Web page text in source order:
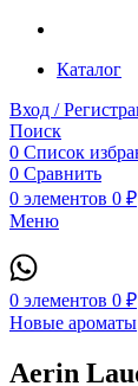
Каталог
Вход /
Поиск
0 Список
0 Сравнить
0 элементов 0 ₽
Меню
0 элементов 0 ₽
Новые ароматы
Aerin